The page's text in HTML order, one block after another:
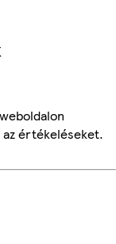
értékeléseket.